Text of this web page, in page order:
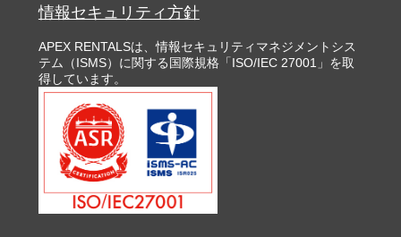
情報セキュリティ方針
APEX RENTALSは、情報セキュリティマネジメントシス
テム（ISMS）に関する国際規格「ISO/IEC 27001」を取
得しています。